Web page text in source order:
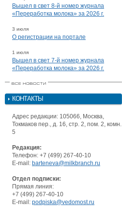
Вышел в свет 8-й номер журнала
«Переработка молока» за 2026 г.
3 июля
О регистрации на портале
1 июля
Вышел в свет 7-й номер журнала
«Переработка молока» за 2026 г.
КОНТАКТЫ
Адрес редакции: 105066, Москва,
Токмаков пер., д. 16, стр. 2, пом. 2, комн.
5
Редакция:
Телефон: +7 (499) 267-40-10
E-mail: barteneva@milkbranch.ru
Отдел подписки:
Прямая линия:
+7 (499) 267-40-10
E-mail: podpiska@vedomost.ru